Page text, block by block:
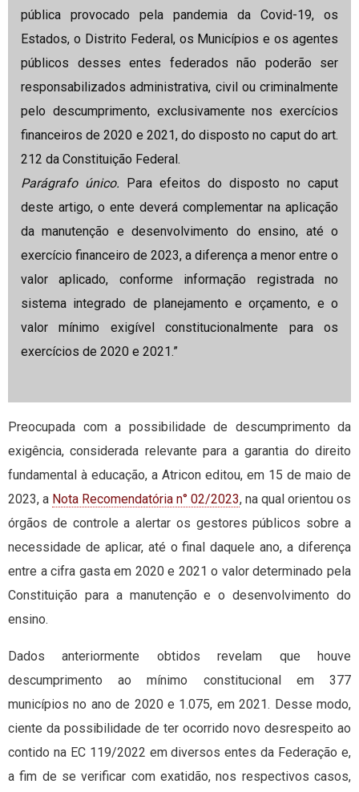
pública provocado pela pandemia da Covid-19, os
Estados, o Distrito Federal, os Municípios e os agentes
públicos desses entes federados não poderão ser
responsabilizados administrativa, civil ou criminalmente
pelo descumprimento, exclusivamente nos exercícios
financeiros de 2020 e 2021, do disposto no caput do art.
212 da Constituição Federal.
Parágrafo único. Para efeitos do disposto no caput
deste artigo, o ente deverá complementar na aplicação
da manutenção e desenvolvimento do ensino, até o
exercício financeiro de 2023, a diferença a menor entre o
valor aplicado, conforme informação registrada no
sistema integrado de planejamento e orçamento, e o
valor mínimo exigível constitucionalmente para os
exercícios de 2020 e 2021.”
Preocupada com a possibilidade de descumprimento da
exigência, considerada relevante para a garantia do direito
fundamental à educação, a Atricon editou, em 15 de maio de
2023, a Nota Recomendatória n° 02/2023, na qual orientou os
órgãos de controle a alertar os gestores públicos sobre a
necessidade de aplicar, até o final daquele ano, a diferença
entre a cifra gasta em 2020 e 2021 o valor determinado pela
Constituição para a manutenção e o desenvolvimento do
ensino.
Dados anteriormente obtidos revelam que houve
descumprimento ao mínimo constitucional em 377
municípios no ano de 2020 e 1.075, em 2021. Desse modo,
ciente da possibilidade de ter ocorrido novo desrespeito ao
contido na EC 119/2022 em diversos entes da Federação e,
a fim de se verificar com exatidão, nos respectivos casos,